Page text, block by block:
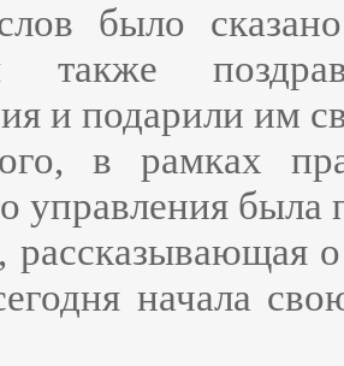
было
также
и подарили им
в рамках
управления была
рассказывающая
начала